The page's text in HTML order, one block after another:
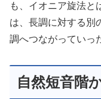
も、イオニア旋法と
は、長調に対する別
調へつながっていっ
自然短音階